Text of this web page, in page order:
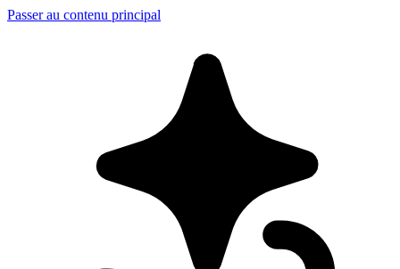
Passer au contenu principal